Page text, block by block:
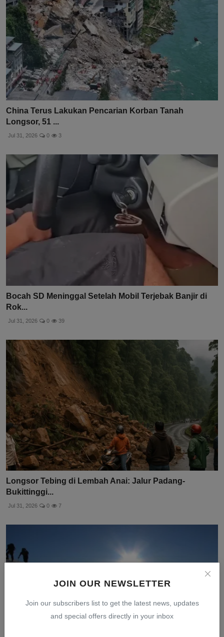
JOIN OUR NEWSLETTER
Join our subscribers list to get the latest news, updates
and special offers directly in your inbox
China Terus Lakukan Pencarian Korban Tanah
Longsor, 51 ...
Jul 31, 2026 0 3
Bocah SD Meninggal Setelah Mobil Terjebak Banjir di
Rok...
Jul 31, 2026 0 39
Longsor Tebing di Lembah Anai: Jalur Padang-
Bukittinggi...
Jul 31, 2026 0 7